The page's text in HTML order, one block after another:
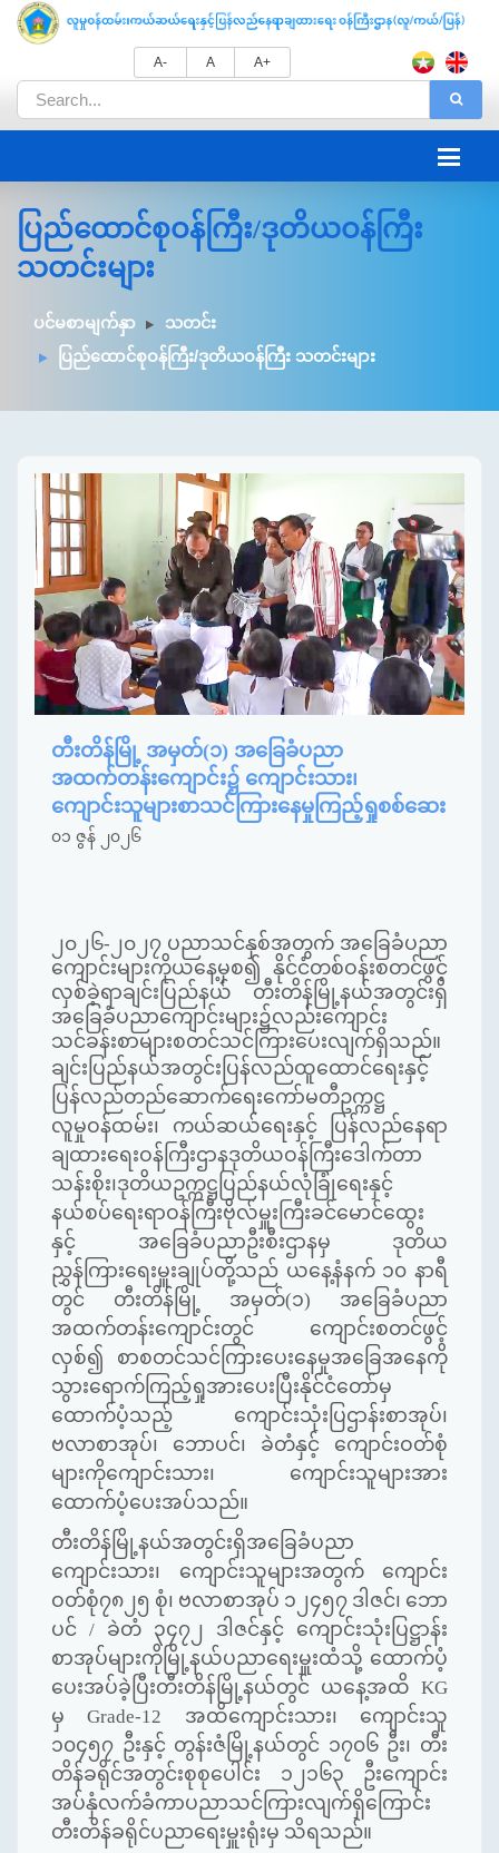
A- A A+
ပြည်ထောင်စုဝန်ကြီး/ဒုတိယဝန်ကြီး
သတင်းများ
ပင်မစာမျက်နှာ
သတင်း
ပြည်ထောင်စုဝန်ကြီး/ဒုတိယဝန်ကြီး သတင်းများ
တီးတိန်မြို့ အမှတ်(၁) အခြေခံပညာ
အထက်တန်းကျောင်း၌ ကျောင်းသား၊
ကျောင်းသူများစာသင်ကြားနေမှုကြည့်ရှုစစ်ဆေး
၀၁ ဇွန် ၂၀၂၆
၂၀၂၆-၂၀၂၇ ပညာသင်နှစ်အတွက် အခြေခံပညာ
ကျောင်းများကိုယနေ့မှစ၍ နိုင်ငံတစ်ဝန်းစတင်ဖွင့်
လှစ်ခဲ့ရာချင်းပြည်နယ် တီးတိန်မြို့နယ်အတွင်းရှိ
အခြေခံပညာကျောင်းများ၌လည်းကျောင်း
သင်ခန်းစာများစတင်သင်ကြားပေးလျက်ရှိသည်။
ချင်းပြည်နယ်အတွင်းပြန်လည်ထူထောင်ရေးနှင့်
ပြန်လည်တည်ဆောက်ရေးကော်မတီဥက္ကဋ္ဌ
လူမှုဝန်ထမ်း၊ ကယ်ဆယ်ရေးနှင့် ပြန်လည်နေရာ
ချထားရေးဝန်ကြီးဌာနဒုတိယဝန်ကြီးဒေါက်တာ
သန်းစိုး၊ဒုတိယဥက္ကဋ္ဌပြည်နယ်လုံခြုံရေးနှင့်
နယ်စပ်ရေးရာဝန်ကြီးဗိုလ်မှူးကြီးခင်မောင်ထွေး
နှင့် အခြေခံပညာဦးစီးဌာနမှ ဒုတိယ
ညွှန်ကြားရေးမှူးချုပ်တို့သည် ယနေ့နံနက် ၁၀ နာရီ
တွင် တီးတိန်မြို့ အမှတ်(၁) အခြေခံပညာ
အထက်တန်းကျောင်းတွင် ကျောင်းစတင်ဖွင့်
လှစ်၍ စာစတင်သင်ကြားပေးနေမှုအခြေအနေကို
သွားရောက်ကြည့်ရှုအားပေးပြီးနိုင်ငံတော်မှ
ထောက်ပံ့သည့် ကျောင်းသုံးပြဌာန်းစာအုပ်၊
ဗလာစာအုပ်၊ ဘောပင်၊ ခဲတံနှင့် ကျောင်းဝတ်စုံ
များကိုကျောင်းသား၊ ကျောင်းသူများအား
ထောက်ပံ့ပေးအပ်သည်။
တီးတိန်မြို့နယ်အတွင်းရှိအခြေခံပညာ
ကျောင်းသား၊ ကျောင်းသူများအတွက် ကျောင်း
ဝတ်စုံ၇၈၂၅ စုံ၊ ဗလာစာအုပ် ၁၂၄၅၇ ဒါဇင်၊ ဘော
ပင် / ခဲတံ ၃၄၇၂ ဒါဇင်နှင့် ကျောင်းသုံးပြဋ္ဌာန်း
စာအုပ်များကိုမြို့နယ်ပညာရေးမှူးထံသို့ ထောက်ပံ့
ပေးအပ်ခဲ့ပြီးတီးတိန်မြို့နယ်တွင် ယနေ့အထိ KG
မှGrade-12 အထိကျောင်းသား၊ ကျောင်းသူ
၁၀၄၅၇ ဦးနှင့် တွန်းဇံမြို့နယ်တွင် ၁၇၀၆ ဦး၊ တီး
တိန်ခရိုင်အတွင်းစုစုပေါင်း ၁၂၁၆၃ ဦးကျောင်း
အပ်နှံလက်ခံကာပညာသင်ကြားလျက်ရှိကြောင်း
တီးတိန်ခရိုင်ပညာရေးမှူးရုံးမှ သိရသည်။